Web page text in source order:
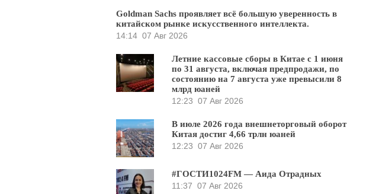
Goldman Sachs проявляет всё большую уверенность в
китайском рынке искусственного интеллекта.
14:14 07 Авг 2026
Летние кассовые сборы в Китае с 1 июня
по 31 августа, включая предпродажи, по
состоянию на 7 августа уже превысили 8
млрд юаней
12:23 07 Авг 2026
В июле 2026 года внешнеторговый оборот
Китая достиг 4,66 трлн юаней
12:23 07 Авг 2026
#ГОСТИ1024FM — Аида Отрадных
11:37 07 Авг 2026